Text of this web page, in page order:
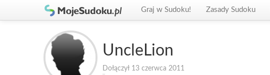
Graj w Sudoku! Zasady Sudoku
UncleLion
Dołączył 13 czerwca 2011